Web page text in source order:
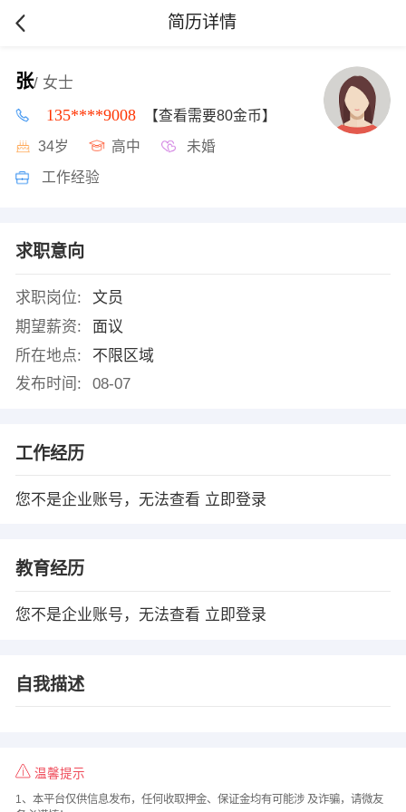
简历详情
张/ 女士
135****9008 【查看需要80金币】
34岁 高中 未婚
工作经验
求职意向
求职岗位:
文员
期望薪资:
面议
所在地点:
不限区域
发布时间:
08-07
工作经历
您不是企业账号，无法查看 立即登录
教育经历
您不是企业账号，无法查看 立即登录
自我描述
温馨提示
1、本平台仅供信息发布，任何收取押金、保证金均有可能涉 及诈骗，请微友